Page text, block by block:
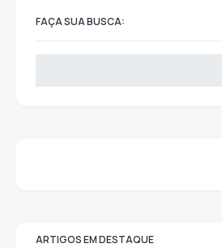
FAÇA SUA BUSCA:
ARTIGOS EM DESTAQUE